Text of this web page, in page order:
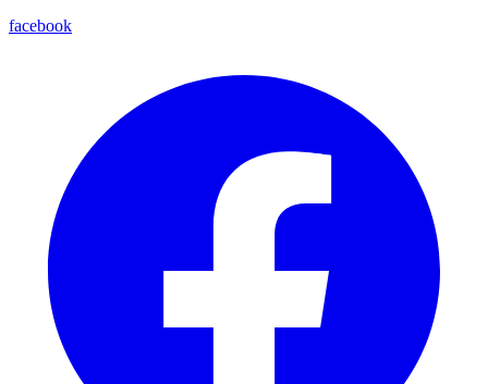
facebook